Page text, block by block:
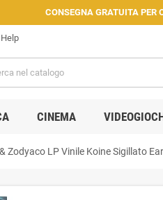
CONSEGNA GRATUITA PER
Help
CINEMA
Zodyaco LP Vinile Koine Sigillato